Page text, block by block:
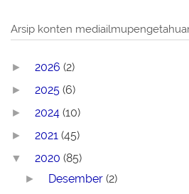
Arsip konten
► 2026 (2)
► 2025 (6)
► 2024 (10)
► 2021 (45)
▼ 2020 (85)
► Desember(2)